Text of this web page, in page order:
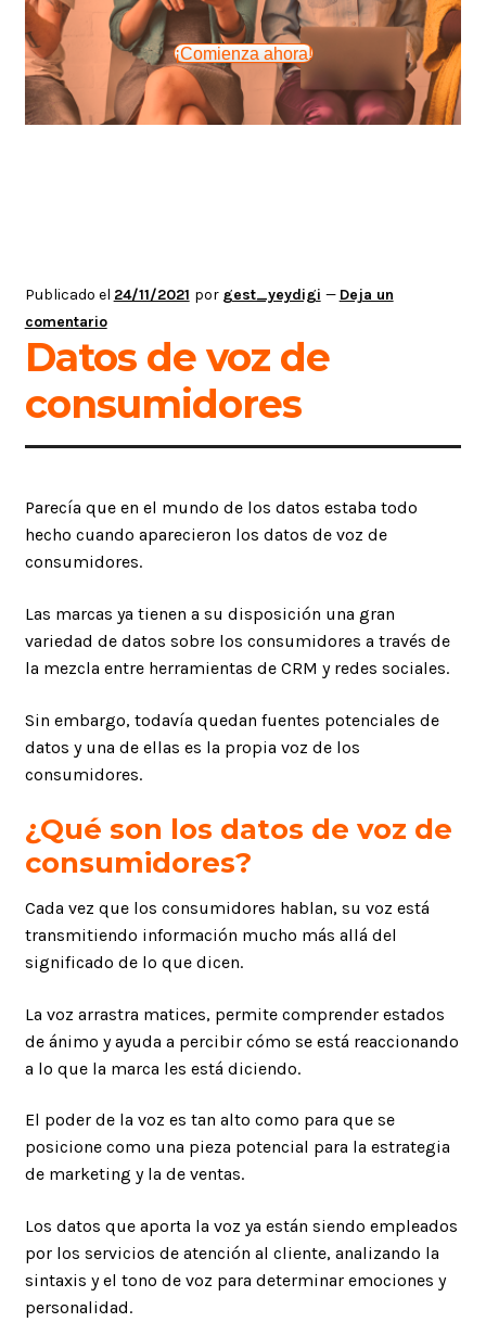
¡Comienza ahora!
Publicado el 24/11/2021 por gest_yeydigi — Deja un
comentario
Datos de voz de
consumidores
Parecía que en el mundo de los datos estaba todo
hecho cuando aparecieron los datos de voz de
consumidores.
Las marcas ya tienen a su disposición una gran
variedad de datos sobre los consumidores a través de
la mezcla entre herramientas de CRM y redes sociales.
Sin embargo, todavía quedan fuentes potenciales de
datos y una de ellas es la propia voz de los
consumidores.
¿Qué son los datos de voz de
consumidores?
Cada vez que los consumidores hablan, su voz está
transmitiendo información mucho más allá del
significado de lo que dicen.
La voz arrastra matices, permite comprender estados
de ánimo y ayuda a percibir cómo se está reaccionando
a lo que la marca les está diciendo.
El poder de la voz es tan alto como para que se
posicione como una pieza potencial para la estrategia
de marketing y la de ventas.
Los datos que aporta la voz ya están siendo empleados
por los servicios de atención al cliente, analizando la
sintaxis y el tono de voz para determinar emociones y
personalidad.